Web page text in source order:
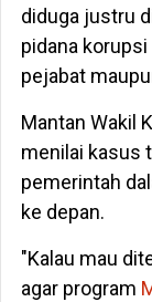
diduga justru
pidana
pejabat
Mantan Wakil
menilai kasus
pemerintah
ke depan.
"Kalau mau
agar program